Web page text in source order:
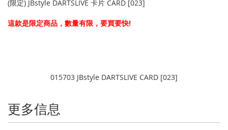
(限定) JBstyle DARTSLIVE 卡片 CARD [023]
這款是限定商品，數量有限，要買要快!
015703 JBstyle DARTSLIVE CARD [023]
更多信息